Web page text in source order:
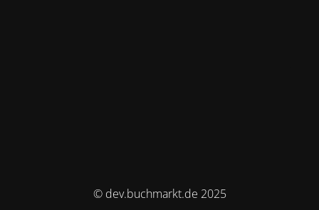
© dev.buchmarkt.de 2025